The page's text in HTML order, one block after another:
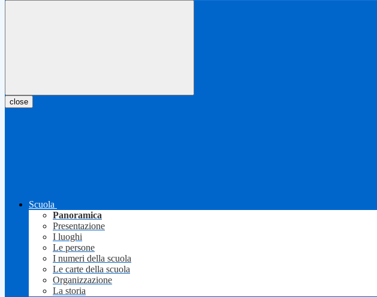
close
Scuola
Panoramica
Presentazione
I luoghi
Le persone
I numeri della scuola
Le carte della scuola
Organizzazione
La storia